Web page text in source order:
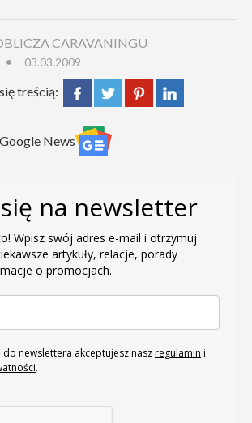
CARAVANINGU
03.03.2009
treścią:
News
na newsletter
Wpisz swój adres e-mail i otrzymuj
artykuły, relacje, porady
o promocjach.
do newslettera akceptujesz naszregulamin i
.